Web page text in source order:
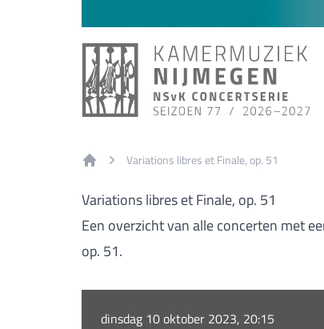
Variations libres et Finale, op. 51
Variations libres et Finale, op. 51
Een overzicht van alle concerten met
op. 51.
dinsdag 10 oktober 2023, 20:15